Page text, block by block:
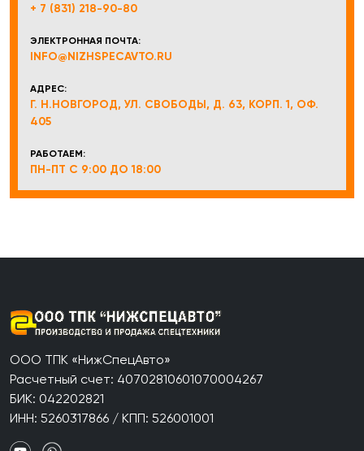
+ 7 (831) 218-90-80
ЭЛЕКТРОННАЯ ПОЧТА:
INFO@NIZHSPECAVTO.RU
АДРЕС:
Г. Н.НОВГОРОД, УЛ. СВОБОДЫ, Д. 63, КОРП. 1, ОФ.
405
РАБОТАЕМ:
ПН-ПТ С 9:00 ДО 18:00
ООО ТПК «НижСпецАвто»
Расчетный счет: 40702810601070004267
БИК: 042202821
ИНН: 5260317866 / КПП: 526001001